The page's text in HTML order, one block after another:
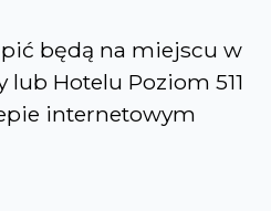
będą na miejscu w
lub Hotelu Poziom 511
internetowym